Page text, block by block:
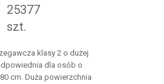
25377
szt.
klasy 2 o dużej
dla osób o
cm. Duża powierzchnia